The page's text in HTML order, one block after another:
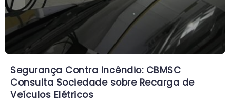
Segurança Contra Incêndio: CBMSC
Consulta Sociedade sobre Recarga de
Veículos Elétricos